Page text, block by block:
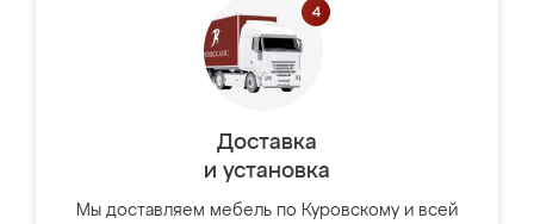
Доставка
и установка
Мы доставляем мебель по Куровскому и всей